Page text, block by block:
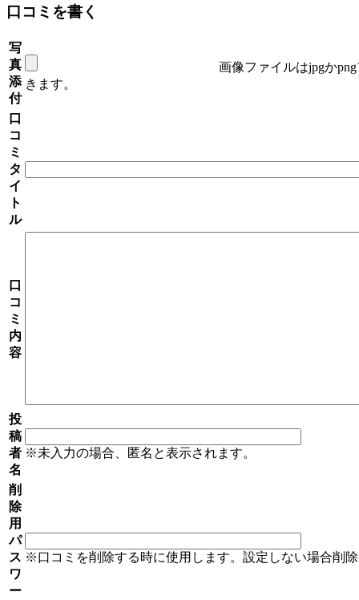
口コミを書く
写
真
添
付
画像ファイルはjpgか
きます。
口
コ
ミ
タ
イ
ト
ル
口
コ
ミ
内
容
投
稿
者
名
※未入力の場合、匿名と表示されます。
削
除
用
パ
ス
ワ
ー
※口コミを削除する時に使用します。設定しない場合削